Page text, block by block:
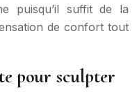
puisqu’il suffit de la
de confort tout
pour sculpter